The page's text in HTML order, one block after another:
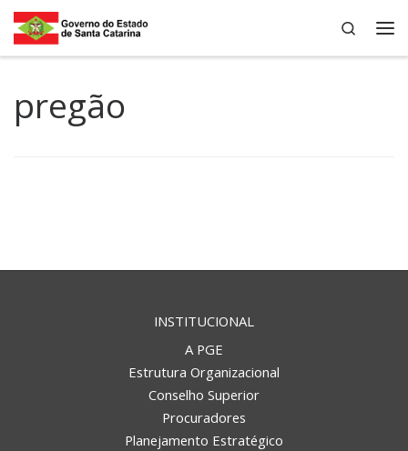
Skip to content
Search
pregão
INSTITUCIONAL
A PGE
Estrutura Organizacional
Conselho Superior
Procuradores
Planejamento Estratégico